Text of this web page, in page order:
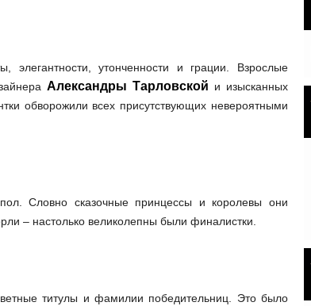
элегантности, утонченности и грации. Взрослые
Александры Тарловской и изысканных
обворожили всех присутствующих невероятными
Словно сказочные принцессы и королевы они
– настолько великолепны были финалистки.
титулы и фамилии победительниц. Это было